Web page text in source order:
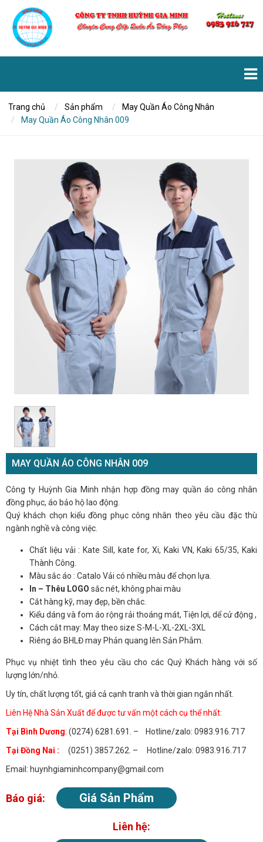
Trang chủ Sản phẩm
May Quần Áo Công Nhân
May Quần Áo Công Nhân 009
MAY QUẦN ÁO CÔNG NHÂN 009
Công ty Huỳnh Gia Minh nhận hợp đồng may quần áo công nhân
đồng phục, áo bảo hộ lao động.
Quý khách chọn kiểu đồng phục công nhân theo yêu cầu đặc thù
ngành nghề và công việc.
Chất liệu vải : Kate Sill, kate for, Xi, Kaki VN, Kaki 65/35, Kaki
Thành Công.
Màu sắc áo : Catalo Vải có nhiều màu để chọn lựa.
In – Thêu LOGO sắc nét, không phai màu
Cắt hàng kỹ, may đẹp, bền chắc.
Kiểu dáng và fom áo rộng rải thoáng mát, Tiện lợi, dể cử động ,
Cách cắt may: May theo size S-M-L-XL-2XL-3XL
Riêng áo BHLĐ may Phản quang lên Sản Phẫm.
Phục vụ nhiệt tình theo yêu cầu cho các Quý Khách hàng với số
lượng lớn/nhỏ.
Uy tín, chất lượng tốt, giá cả cạnh tranh và thời gian ngắn nhất.
Liên Hệ Nhà Sản Xuất để được tư vấn một cách cụ thể nhất:
Tại Bình Dương: (0274) 6281.691. – Hotline/zalo: 0983.916.717
Tại Đồng Nai :
(0251) 3857.262. – Hotline/zalo: 0983.916.717
Email: huynhgiaminhcompany@gmail.com
Báo giá: Giá Sản Phẩm
Liên hệ: